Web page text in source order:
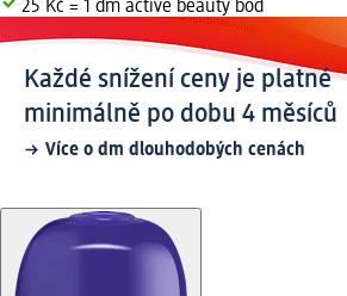
25 Kč = 1 dm active beauty bod
Každé snížení ceny je platné
minimálně po dobu 4 měsíců
Více o dm dlouhodobých cenách